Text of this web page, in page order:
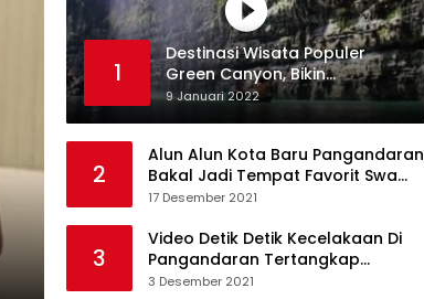
1
Destinasi Wisata Populer
Green Canyon, Bikin
Ketagihan Wisatawan
9 Januari 2022
2
Alun Alun Kota Baru Pangandaran
Bakal Jadi Tempat Favorit Swa
Foto Selfie
17 Desember 2021
3
Video Detik Detik Kecelakaan Di
Pangandaran Tertangkap
Kamera Handphone
3 Desember 2021